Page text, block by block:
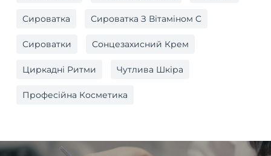
Сироватка Сироватка З Вітаміном C
Сироватки Сонцезахисний Крем
Циркадні Ритми Чутлива Шкіра
Професійна Косметика